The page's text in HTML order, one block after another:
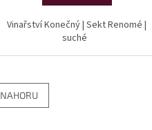
Vinařství Konečný | Sekt Renomé |
suché
NAHORU